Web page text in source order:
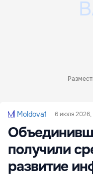
Moldova1 6 июля
получили
развитие